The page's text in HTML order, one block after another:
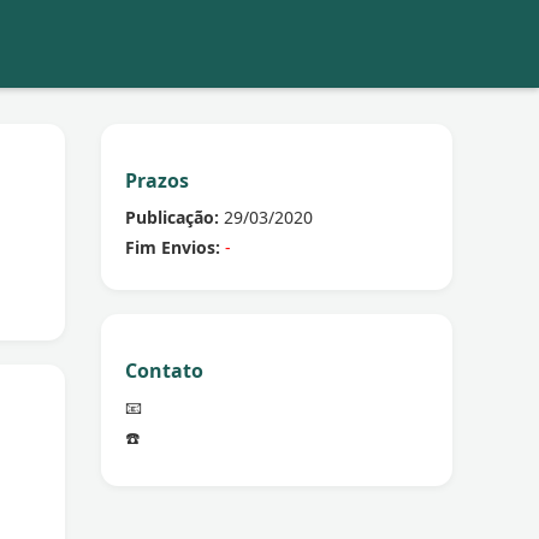
Prazos
Publicação: 29/03/2020
Fim Envios: -
Contato
📧
☎️